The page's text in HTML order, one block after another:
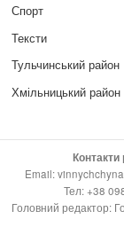
Спорт
Тексти
Тульчинський район
Хмільницький район
Контакти
Email:
Тел: +38
Головний редактор: